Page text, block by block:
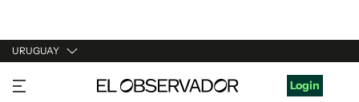
URUGUAY
URUGUAY Login